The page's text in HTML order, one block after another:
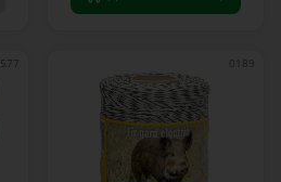
0577 0189